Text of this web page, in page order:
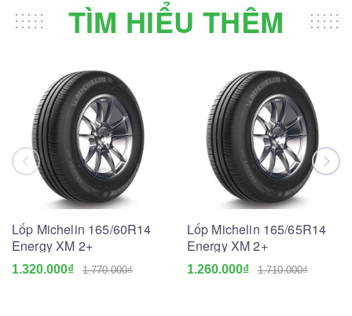
TÌM HIỂU THÊM
Lốp Michelin 165/60R14
Energy XM 2+
1.320.000₫ 1.770.000₫
Lốp Michelin 165/65R14
Energy XM 2+
1.260.000₫ 1.710.000₫